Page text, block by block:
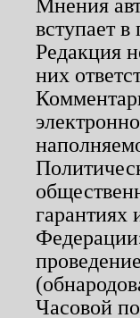
Мнения
вступает
Редакция
них
гарантиях
Часовой